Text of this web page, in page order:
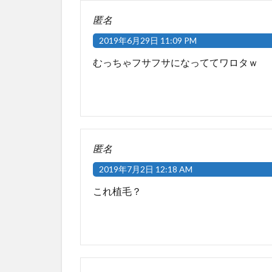
匿名
2019年6月29日 11:09 PM
むっちゃフサフサになっててワロタｗ
匿名
2019年7月2日 12:18 AM
これ植毛？